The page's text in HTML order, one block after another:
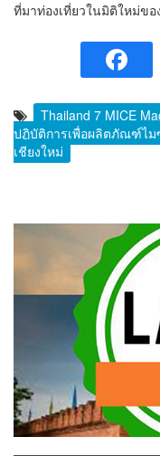
ที่มาท่องเที่ยวในมิติใหม่ขอ
Thailand 7 MICE
ปฏิบัติการเพื่อผลิตภัณฑ์ไม
เชียงใหม่